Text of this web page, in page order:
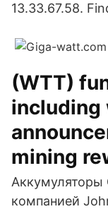
13.33.67.58.
(WTT)
including
mining
Аккумуляторы
компанией